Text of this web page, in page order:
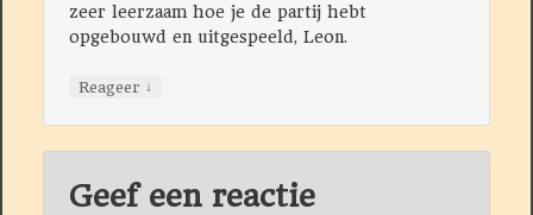
zeer leerzaam hoe je de partij hebt
opgebouwd en uitgespeeld, Leon.
Reageer ↓
Geef een reactie